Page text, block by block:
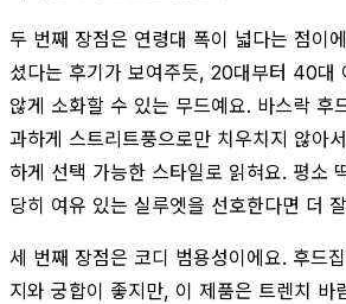
두 번째 장점은 연령대 폭이 넓다는 점이
셨다는 후기가 보여주듯, 20대부터 40대
않게 소화할 수 있는 무드예요. 바스락 후
과하게 스트리트풍으로만 치우치지 않아
하게 선택 가능한 스타일로 읽혀요. 평소
당히 여유 있는 실루엣을 선호한다면 더
세 번째 장점은 코디 범용성이에요. 후드
지와 궁합이 좋지만, 이 제품은 트렌치 바